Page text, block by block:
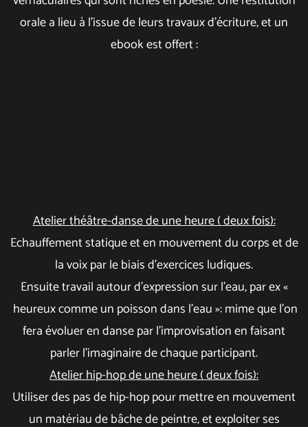
orale a lieu à l’issue de leurs travaux d’écriture, et un
ebook est offert :
Atelier théâtre-danse de une heure ( deux fois):
Echauffement statique et en mouvement du corps et de
la voix par le biais d’exercices ludiques.
Ensuite travail autour d’expression sur l’eau, par ex «
heureux comme un poisson dans l’eau »: mime que l’on
fera évoluer en danse par l’improvisation en faisant
parler l’imaginaire de chaque participant.
Atelier hip-hop de une heure ( deux fois):
Utiliser des pas de hip-hop pour mettre en mouvement
un matériau de bâche de peintre, et exploiter ses